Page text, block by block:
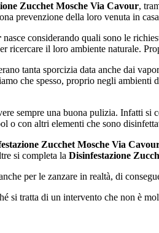
Zucchet Mosche Via Cavour,
prevenzione della loro venuta in
nasce considerando quali sono le
ricercare il loro ambiente naturale.
tanta sporcizia data anche dai
che spesso, proprio negli
sempre una buona pulizia. Infatti
o con altri elementi che sono
Zucchet Mosche Via
si completa la Disinfestazione
per le zanzare in realtà, di
si tratta di un intervento che non è